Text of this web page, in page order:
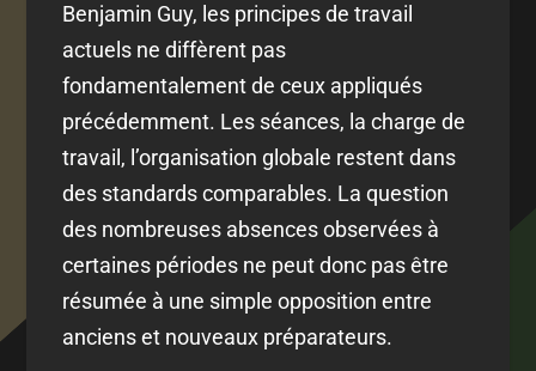
Benjamin Guy, les principes de travail
actuels ne diffèrent pas
fondamentalement de ceux appliqués
précédemment. Les séances, la charge de
travail, l’organisation globale restent dans
des standards comparables. La question
des nombreuses absences observées à
certaines périodes ne peut donc pas être
résumée à une simple opposition entre
anciens et nouveaux préparateurs.